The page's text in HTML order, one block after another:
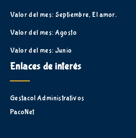
Valor del mes: Septiembre, El amor.
Valor del mes: Agosto
Valor del mes: Junio
Enlaces de interés
Gestacol Administrativos
PacoNet